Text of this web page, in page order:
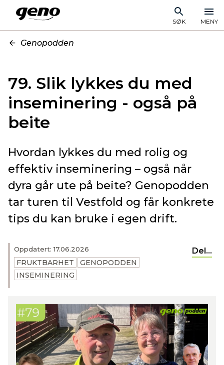
SØK MENY
Genopodden
79. Slik lykkes du med
inseminering - også på
beite
Oppdatert: 17.06.2026
FRUKTBARHET
GENOPODDEN
INSEMINERING
Del...
Hvordan lykkes du med rolig og
effektiv inseminering – også når
dyra går ute på beite? Genopodden
tar turen til Vestfold og får konkrete
tips du kan bruke i egen drift.